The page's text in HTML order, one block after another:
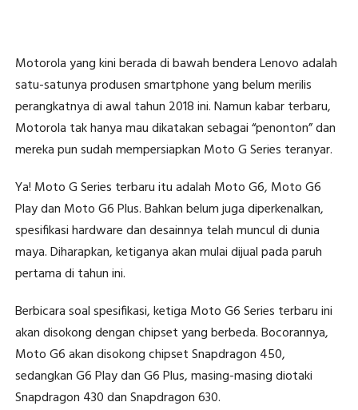
Motorola yang kini berada di bawah bendera Lenovo adalah
satu-satunya produsen smartphone yang belum merilis
perangkatnya di awal tahun 2018 ini. Namun kabar terbaru,
Motorola tak hanya mau dikatakan sebagai “penonton” dan
mereka pun sudah mempersiapkan Moto G Series teranyar.
Ya! Moto G Series terbaru itu adalah Moto G6, Moto G6
Play dan Moto G6 Plus. Bahkan belum juga diperkenalkan,
spesifikasi hardware dan desainnya telah muncul di dunia
maya. Diharapkan, ketiganya akan mulai dijual pada paruh
pertama di tahun ini.
Berbicara soal spesifikasi, ketiga Moto G6 Series terbaru ini
akan disokong dengan chipset yang berbeda. Bocorannya,
Moto G6 akan disokong chipset Snapdragon 450,
sedangkan G6 Play dan G6 Plus, masing-masing diotaki
Snapdragon 430 dan Snapdragon 630.